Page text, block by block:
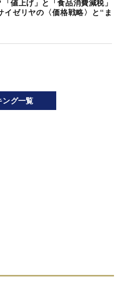
値上げ」と「食品消費減税」
ゼリヤの〈価格戦略〉と“ま
ング一覧